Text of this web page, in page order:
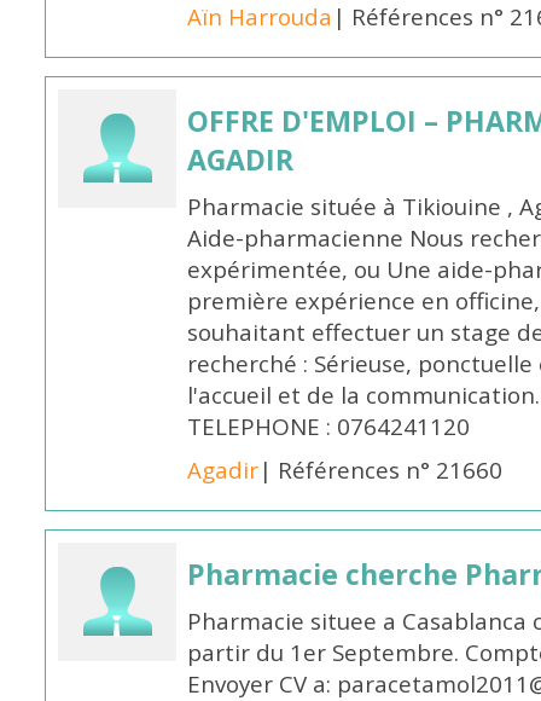
Aïn Harrouda | Références n°
OFFRE D'EMPLOI –
AGADIR
Pharmacie située à Tikiouine ,
Aide-pharmacienne Nous
expérimentée, ou Une aide-
première expérience en
souhaitant effectuer un stage
recherché : Sérieuse,
l'accueil et de la
TELEPHONE : 0764241120
Agadir| Références n° 21660
Pharmacie cherche
Pharmacie situee a
partir du 1er Septembre.
Envoyer CV a: